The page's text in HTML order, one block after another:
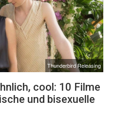
Thunderbird Releasing
cool: 10 Filme
und bisexuelle